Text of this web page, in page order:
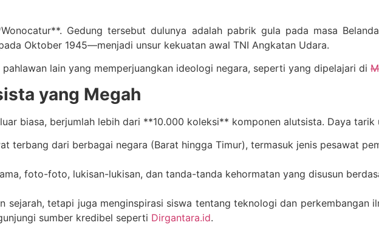
Gedung tersebut dulunya adalah pabrik gula pada masa
Oktober 1945—menjadi unsur kekuatan awal TNI Angkatan Udara.
lain yang memperjuangkan ideologi negara, seperti yang dipelajari di
yang Megah
biasa, berjumlah lebih dari **10.000 koleksi** komponen alutsista. Daya
terbang dari berbagai negara (Barat hingga Timur), termasuk jenis pesawat
foto-foto, lukisan-lukisan, dan tanda-tanda kehormatan yang disusun
sejarah, tetapi juga menginspirasi siswa tentang teknologi dan perkembangan
sumber kredibel seperti Dirgantara.id.